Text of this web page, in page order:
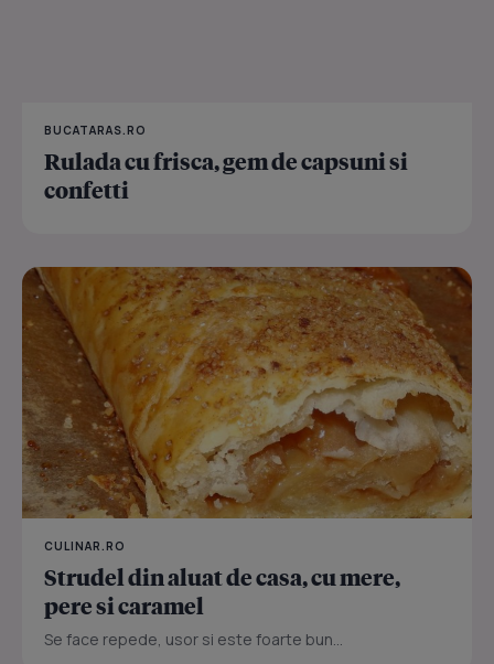
BUCATARAS.RO
Rulada cu frisca, gem de capsuni si
confetti
CULINAR.RO
Strudel din aluat de casa, cu mere,
pere si caramel
Se face repede, usor si este foarte bun...